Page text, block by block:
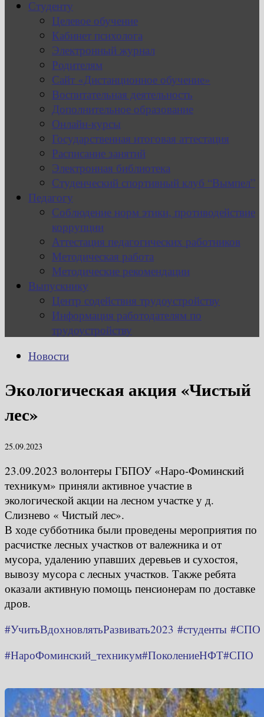
Студенту
Целевое обучение
Кабинет психолога
Электронный журнал
Родителям
Сайт «Дистанционное обучение»
Воспитательная деятельность
Дополнительное образование
Онлайн-курсы
Государственная итоговая аттестация
Расписание занятий
Электронная библиотека
Студенческий спортивный клуб “Вымпел”
Педагогу
Соблюдение норм этики, противодействие
коррупции
Аттестация педагогических работников
Методическая работа
Методические рекомендации
Выпускнику
Центр содействия трудоустройству
Информация работодателям по
трудоустройству
Новости
Экологическая акция «Чистый
лес»
25.09.2023
23.09.2023 волонтеры ГБПОУ «Наро-Фоминский
техникум» приняли активное участие в
экологической акции на лесном участке у д.
Слизнево « Чистый лес».
В ходе субботника были проведены мероприятия по
расчистке лесных участков от валежника и от
мусора, удалению упавших деревьев и сухостоя,
вывозу мусора с лесных участков. Также ребята
оказали активную помощь пенсионерам по доставке
дров.
#УчитьВдохновлятьРазвивать2023 #студенты #СПО
#НароФоминский_техникум#ПоколениеНФТ#СПО